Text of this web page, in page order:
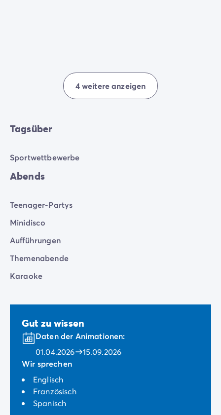
4 weitere anzeigen
Tagsüber
Sportwettbewerbe
Abends
Teenager-Partys
Minidisco
Aufführungen
Themenabende
Karaoke
Gut zu wissen
Daten der Animationen:
01.04.2026
15.09.2026
Wir sprechen
Englisch
Französisch
Spanisch